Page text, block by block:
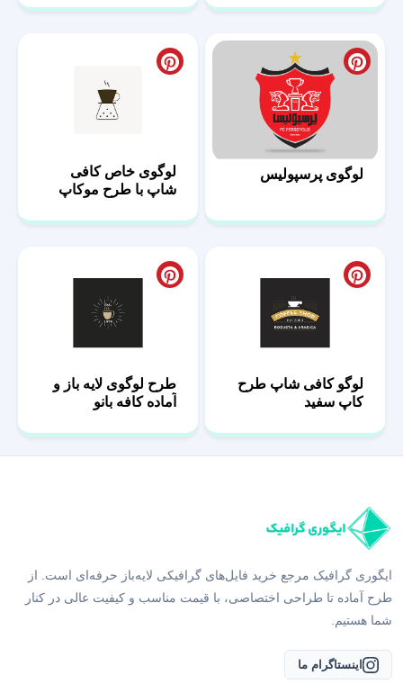
لوگوی پرسپولیس
لوگوی خاص کافی
شاپ با طرح موکاپ
لوگو کافی شاپ طرح
کاپ سفید
طرح لوگوی لایه باز و
آماده کافه بانو
ایگوری گرافیک مرجع خرید فایل‌های گرافیکی لایه‌باز حرفه‌ای است. از
طرح آماده تا طراحی اختصاصی، با قیمت مناسب و کیفیت عالی در کنار
شما هستیم.
اینستاگرام ما